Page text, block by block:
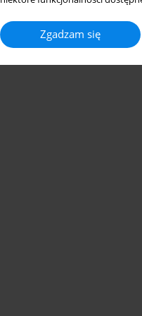
Zgadzam się